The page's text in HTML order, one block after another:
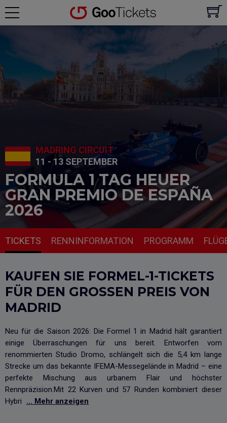
MADRING CIRCUIT
11 - 13 SEPTEMBER
FORMULA 1 TAG HEUER
GRAN PREMIO DE ESPAÑA
2026
TICKETS RENNINFORMATION PROGRAMM
KAUFEN SIE FORMEL-1-TICKETS
FÜR DEN GROSSEN PREIS VON M
ADRID
Neu für die Saison 2026: Die Formel 1 in Madrid hält garantiert
einige Überraschungen für uns bereit. Entworfen vom
renommierten Studio Dromo, schlängelt sich die 5,4 km lange
Strecke um das bekannte IFEMA-Messegelände in Madrid – eine
perfekte Mischung aus urbanem Flair und höchster
Rennpräzision.Mit 22 Kurven und 57 Runden kombiniert dieser
Hybri
... Mehr anzeigen